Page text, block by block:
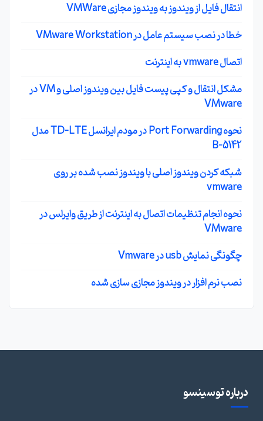
انتقال فایل از ویندوز به ویندوز مجازی VMWare
خطا در نصب سیستم عامل در VMware Workstation
اتصال vmware به اینترنت
مشکل انتقال و کپی پیست فایل بین ویندوز اصلی و VM در
VMware
نحوه Port Forwarding در مودم ایرانسل TD-LTE مدل
B-5142
شبکه کردن ویندوز اصلی با ویندوز نصب شده بر روی
vmware
نحوه انجام تنظیمات اتصال به اینترنت از طریق وایرلس در
VMware
چگونگی نمایش usb در Vmware
نصب نرم افزار در ویندوز مجازی سازی شده
درباره توسینسو